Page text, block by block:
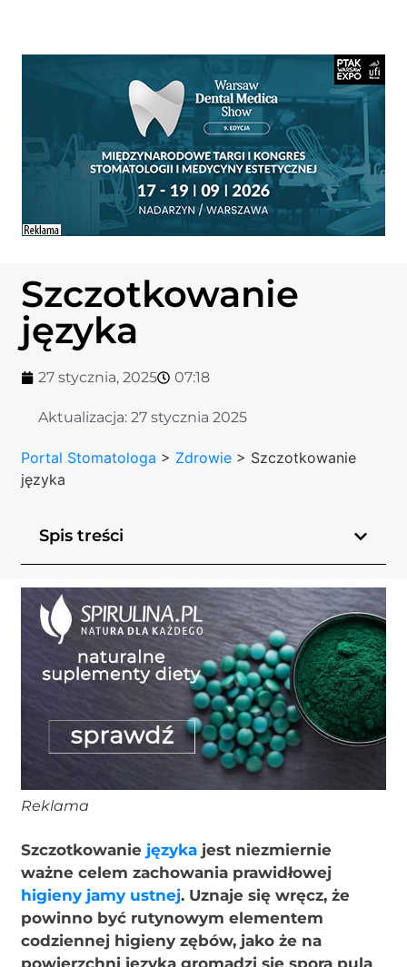
Szczotkowanie
języka
27 stycznia, 2025 07:18
Aktualizacja:27 stycznia 2025
Portal Stomatologa > Zdrowie > Szczotkowanie
języka
Spis treści
Reklama
Szczotkowanie języka jest niezmiernie
ważne celem zachowania prawidłowej
higieny jamy ustnej. Uznaje się wręcz, że
powinno być rutynowym elementem
codziennej higieny zębów, jako że na
powierzchni języka gromadzi się spora pula